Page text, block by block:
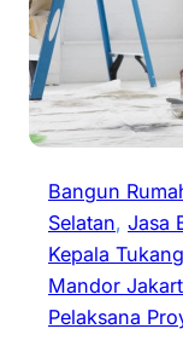
Bangun
Selatan, Jasa
Kepala Tukang
Mandor
Pelaksana